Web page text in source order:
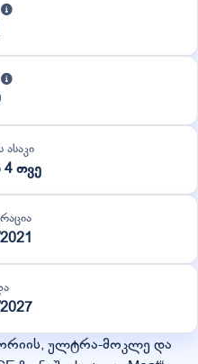
ასაკი
თვე
ულტრა-მოკლე და